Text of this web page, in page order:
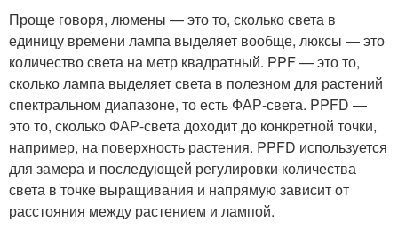
Проще говоря, люмены — это то, сколько света в
единицу времени лампа выделяет вообще, люксы — это
количество света на метр квадратный. PPF — это то,
сколько лампа выделяет света в полезном для растений
спектральном диапазоне, то есть ФАР-света. PPFD —
это то, сколько ФАР-света доходит до конкретной точки,
например, на поверхность растения. PPFD используется
для замера и последующей регулировки количества
света в точке выращивания и напрямую зависит от
расстояния между растением и лампой.